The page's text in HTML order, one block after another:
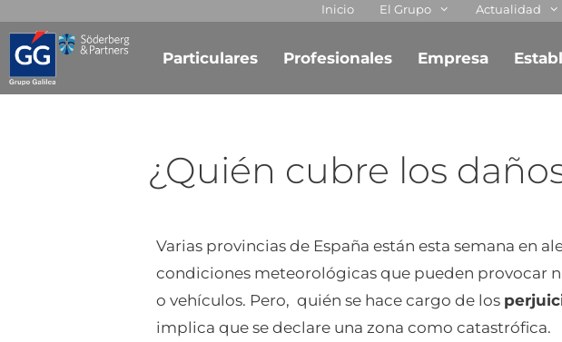
Inicio El Grupo Actualidad
Particulares Profesionales Empresa
¿Quién cubre los
Varias provincias de España están esta semana en
condiciones meteorológicas que pueden provocar
o vehículos. Pero, quién se hace cargo de los
implica que se declare una zona como catastrófica.